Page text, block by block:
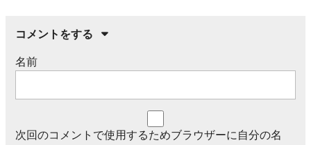
コメントをする
名前
次回のコメントで使用するためブラウザーに自分の名